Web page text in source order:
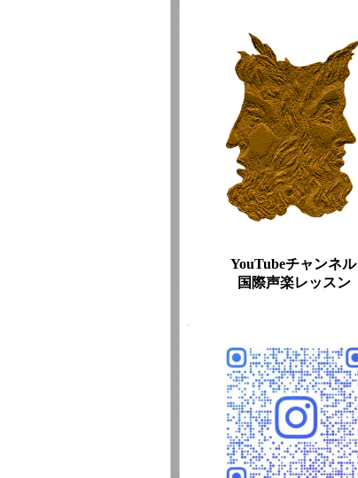
YouTubeチャンネル
国際声楽レッスン